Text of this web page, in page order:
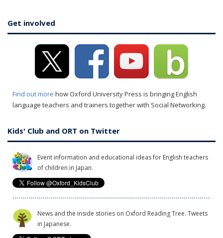
Get involved
Find out more how Oxford University Press is bringing English
language teachers and trainers together with Social Networking.
Kids' Club and ORT on Twitter
Event information and educational ideas for English teachers
of children in Japan.
News and the inside stories on Oxford Reading Tree. Tweets
in Japanese.